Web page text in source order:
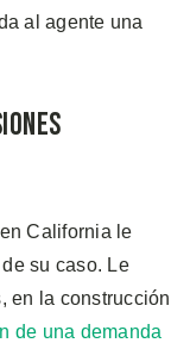
al agente una
en California le
su caso. Le
en la construcción
de una demanda